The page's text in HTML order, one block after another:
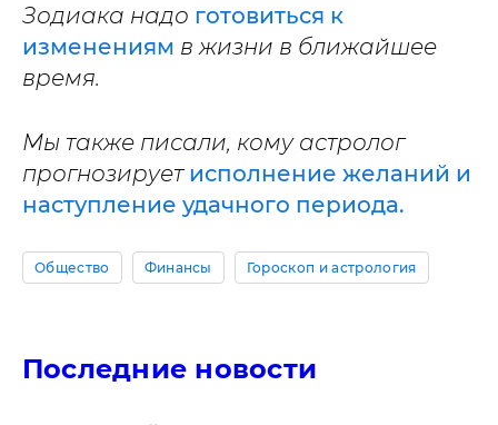
Зодиака надо готовиться к
изменениям в жизни в ближайшее
время.
Мы также писали, кому астролог
прогнозирует исполнение желаний и
наступление удачного периода.
Общество Финансы Гороскоп и астрология
Последние новости